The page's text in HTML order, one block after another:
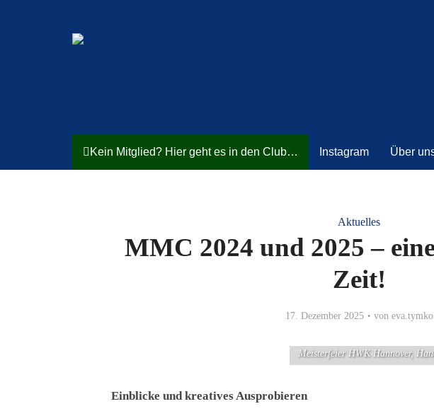
Kein Mitglied? Hier geht es in den Club… Instagram Über
Aktuelles
MMC 2024 und 2025 –
Zeit!
17. Dezember 2025 von eva.tymko
Meisterfeier HWK Hannover,
Einblicke und kreatives Ausprobieren